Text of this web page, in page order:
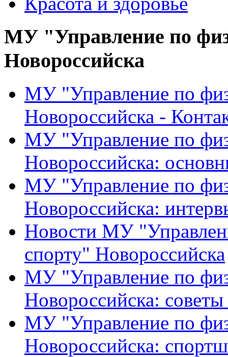
МУ "Управление по
Новороссийска
МУ "Управление по
Новороссийска -
МУ "Управление по
Новороссийска:
МУ "Управление по
Новороссийска:
Новости МУ
спорту" Новороссийска
МУ "Управление по
Новороссийска:
МУ "Управление по
Новороссийска: